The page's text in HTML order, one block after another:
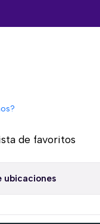
Baby
Comprar ahora
de favoritos
ubicaciones